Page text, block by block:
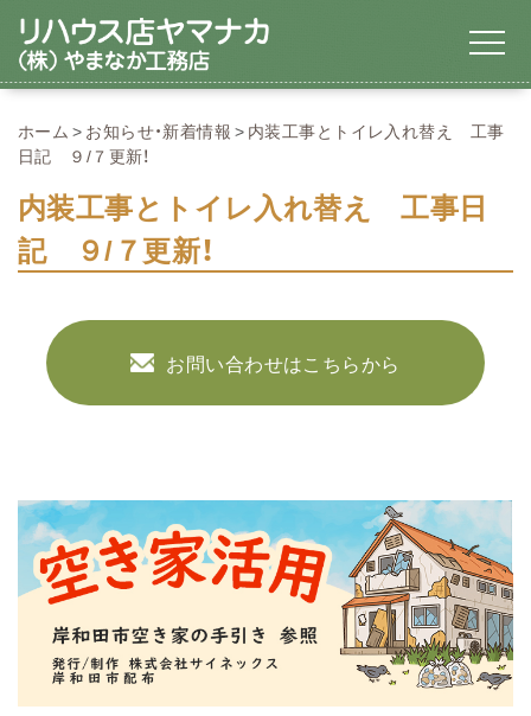
ホーム お知らせ・新着情報
内装工事とトイレ入れ替え 工事
日記 ９/７更新！
内装工事とトイレ入れ替え 工事日
記 ９/７更新！
お問い合わせはこちらから